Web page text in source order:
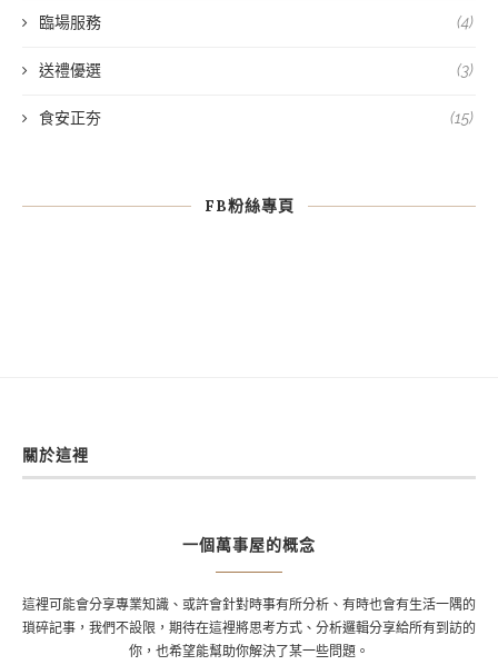
臨場服務 (4)
送禮優選 (3)
食安正夯 (15)
FB粉絲專頁
關於這裡
一個萬事屋的概念
這裡可能會分享專業知識、或許會針對時事有所分析、有時也會有生活一隅的
瑣碎記事，我們不設限，期待在這裡將思考方式、分析邏輯分享給所有到訪的
你，也希望能幫助你解決了某一些問題。